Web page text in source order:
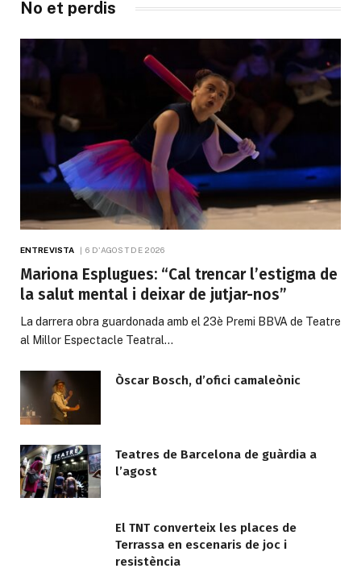
No et perdis
ENTREVISTA 6 D'AGOST DE 2026
Mariona Esplugues: “Cal trencar l’estigma de
la salut mental i deixar de jutjar-nos”
La darrera obra guardonada amb el 23è Premi BBVA de Teatre
al Millor Espectacle Teatral…
Òscar Bosch, d’ofici camaleònic
Teatres de Barcelona de guàrdia a
l’agost
El TNT converteix les places de
Terrassa en escenaris de joc i
resistència